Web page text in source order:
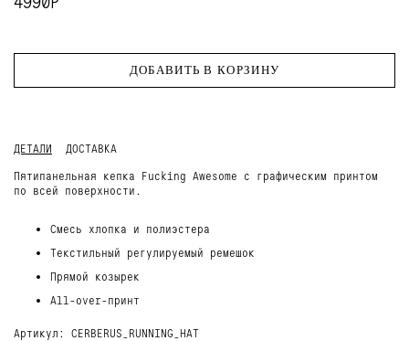
ДОБАВИТЬ В КОРЗИНУ
ДЕТАЛИ
ДОСТАВКА
Пятипанельная кепка Fucking Awesome с графическим принтом
по всей поверхности.
Смесь хлопка и полиэстера
Текстильный регулируемый ремешок
Прямой козырек
All-over-принт
Артикул: CERBERUS_RUNNING_HAT